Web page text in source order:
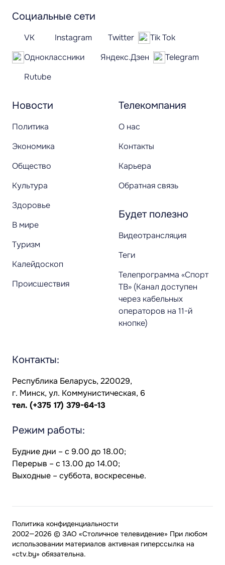
Новости
Политика
Экономика
Общество
Культура
Здоровье
В мире
Туризм
Калейдоскоп
Происшествия
Телекомпания
О нас
Контакты
Карьера
Обратная связь
Будет полезно
Видеотрансляция
Теги
Телепрограмма «Спорт
ТВ» (Канал доступен
через кабельных
операторов на 11-й
кнопке)
Социальные сети
VK Instagram Twitter
Tik Tok
Одноклассники
Яндекс.Дзен
Telegram
Rutube
Контакты:
Республика Беларусь, 220029,
г. Минск, ул. Коммунистическая, 6
тел. (+375 17) 379-64-13
Режим работы:
Будние дни – с 9.00 до 18.00;
Перерыв – с 13.00 до 14.00;
Выходные – суббота, воскресенье.
2002—2026 © ЗАО «Столичное телевидение» При любом
использовании материалов активная гиперссылка на
«ctv.by» обязательна.
Политика конфиденциальности